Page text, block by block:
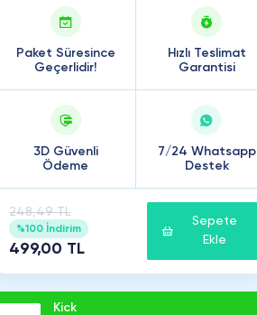
Paket Süresince
Geçerlidir!
Hızlı Teslimat
Garantisi
3D Güvenli
Ödeme
7/24 Whatsapp
Destek
248,49 TL
%100 İndirim
499,00 TL
Sepete
Ekle
Kick